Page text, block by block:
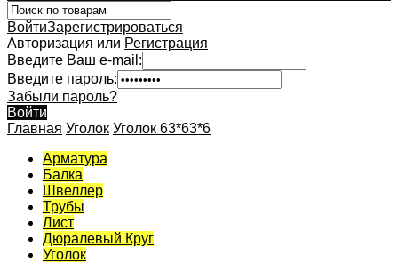
ВойтиЗарегистрироваться
Авторизация или Регистрация
Введите Ваш e-mail:
Введите пароль:
Забыли пароль?
Войти
Главная Уголок Уголок 63*63*6
Арматура
Балка
Швеллер
Трубы
Лист
Дюралевый Круг
Уголок